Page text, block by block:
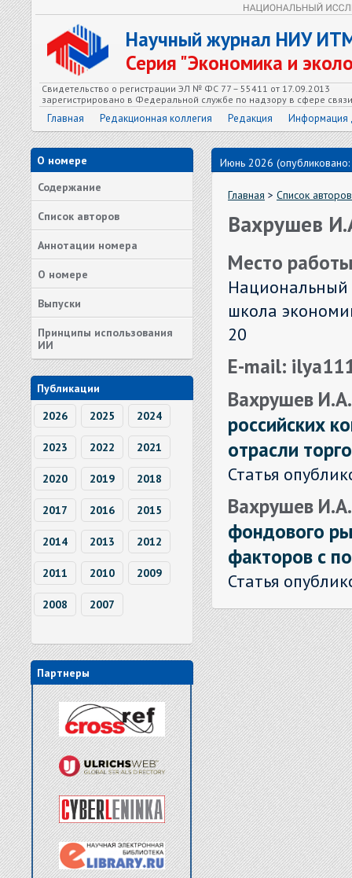
Научный журнал НИУ
Серия "Экономика и
Свидетельство о регистрации ЭЛ № ФС 77 – 55411 от 17.09.2013
зарегистрировано в Федеральной службе по надзору в сфере
Главная Редакционная коллегия Редакция Информация
О номере
Содержание
Список авторов
Аннотации номера
О номере
Выпуски
Принципы использования
ИИ
Публикации
2026
2025 2024
2023 2022 2021
2020 2019 2018
2017 2016 2015
2014 2013 2012
2011 2010 2009
2008 2007
Партнеры
Июнь 2026
Главная > Список авторов
Вахрушев
Место
Национальный
школа
20
E-mail:
Вахрушев
российских
отрасли
Статья
Вахрушев
фондового
факторов с
Статья